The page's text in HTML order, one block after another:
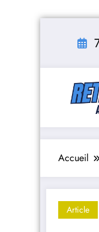
Accueil
Article